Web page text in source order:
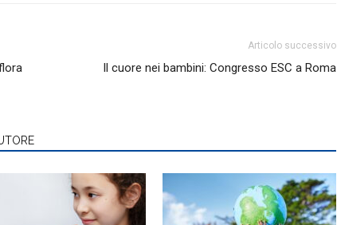
Articolo successivo
Il cuore nei bambini: Congresso ESC a Roma